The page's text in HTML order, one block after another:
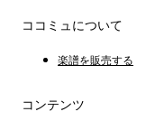
ココミュについて
楽譜を販売する
コンテンツ